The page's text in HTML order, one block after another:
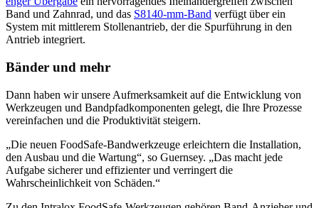
Band und Zahnrad, und das S8140-mm-Band verfügt über ein
System mit mittlerem Stollenantrieb, der die Spurführung in den
Antrieb integriert.
Bänder und mehr
Dann haben wir unsere Aufmerksamkeit auf die Entwicklung von
Werkzeugen und Bandpfadkomponenten gelegt, die Ihre Prozesse
vereinfachen und die Produktivität steigern.
„Die neuen FoodSafe-Bandwerkzeuge erleichtern die Installation,
den Ausbau und die Wartung“, so Guernsey. „Das macht jede
Aufgabe sicherer und effizienter und verringert die
Wahrscheinlichkeit von Schäden.“